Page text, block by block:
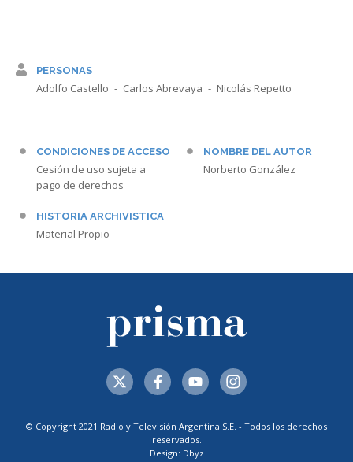
PERSONAS
Adolfo Castello Carlos Abrevaya Nicolás Repetto
CONDICIONES DE ACCESO
Cesión de uso sujeta a
pago de derechos
HISTORIA ARCHIVISTICA
Material Propio
NOMBRE DEL AUTOR
Norberto González
© Copyright 2021 Radio y Televisión Argentina S.E. - Todos los derechos
reservados.
Design: Dbyz